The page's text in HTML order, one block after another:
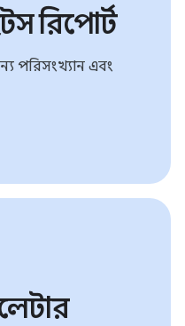
রিপোর্ট
পরিসংখ্যান এবং